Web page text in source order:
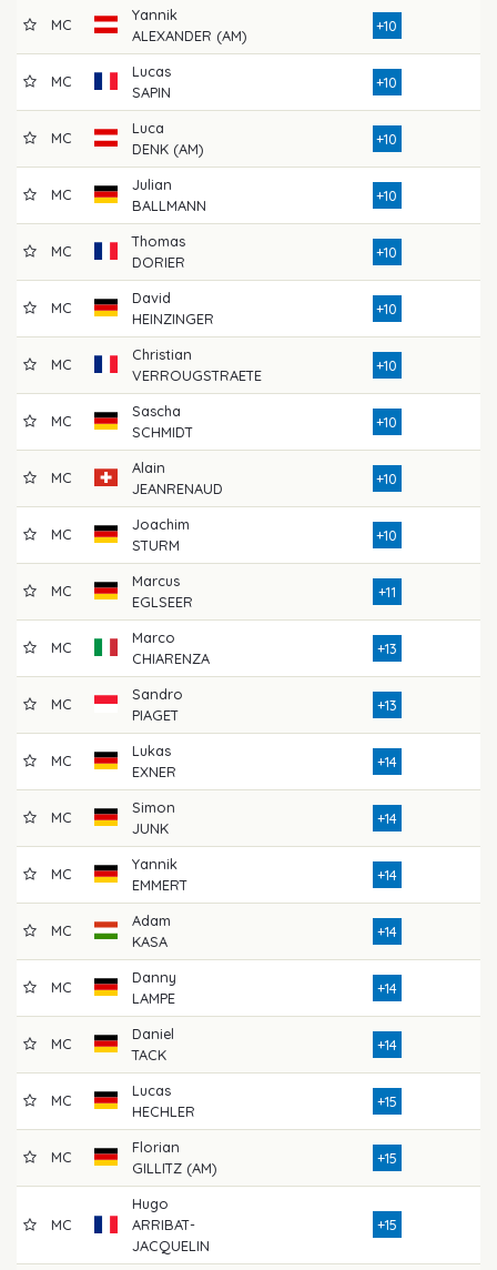
MC
Yannik
ALEXANDER (AM)
+10
MC
Lucas
SAPIN
+10
MC
Luca
DENK (AM)
+10
MC
Julian
BALLMANN
+10
MC
Thomas
DORIER
+10
MC
David
HEINZINGER
+10
MC
Christian
VERROUGSTRAETE
+10
MC
Sascha
SCHMIDT
+10
MC
Alain
JEANRENAUD
+10
MC
Joachim
STURM
+10
MC
Marcus
EGLSEER
+11
MC
Marco
CHIARENZA
+13
MC
Sandro
PIAGET
+13
MC
Lukas
EXNER
+14
MC
Simon
JUNK
+14
MC
Yannik
EMMERT
+14
MC
Adam
KASA
+14
MC
Danny
LAMPE
+14
MC
Daniel
TACK
+14
MC
Lucas
HECHLER
+15
MC
Florian
GILLITZ (AM)
+15
MC
Hugo
ARRIBAT-
JACQUELIN
+15